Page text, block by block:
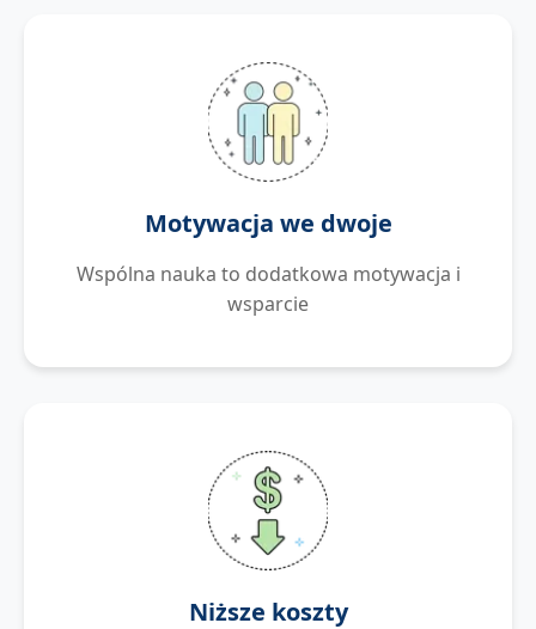
Motywacja we dwoje
Wspólna nauka to dodatkowa motywacja i
wsparcie
Niższe koszty